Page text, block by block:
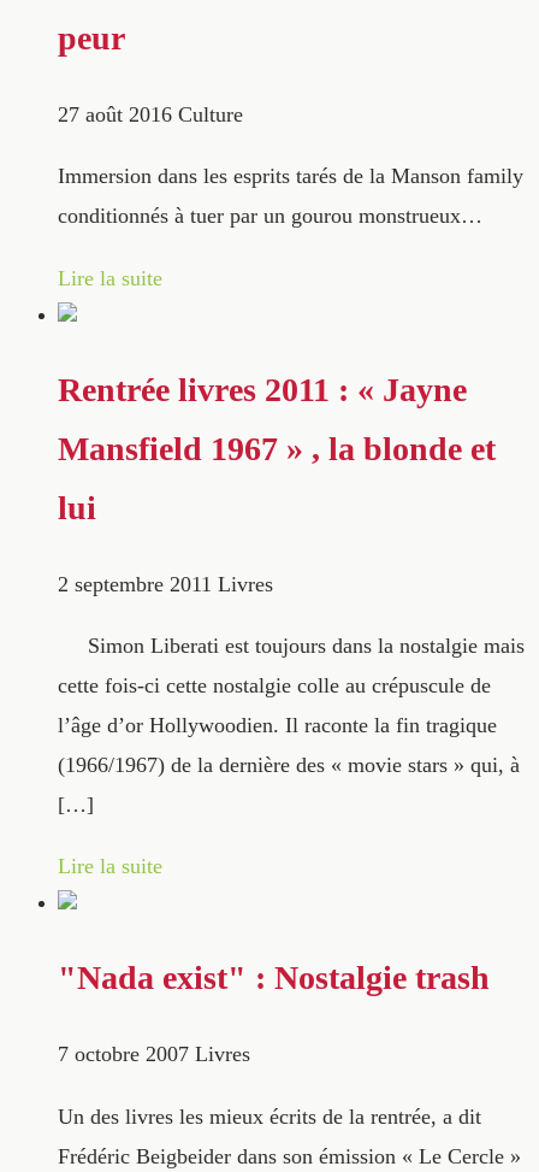
peur
27 août 2016 Culture
Immersion dans les esprits tarés de la Manson family
conditionnés à tuer par un gourou monstrueux…
Lire la suite
Rentrée livres 2011 : « Jayne
Mansfield 1967 » , la blonde et
lui
2 septembre 2011 Livres
Simon Liberati est toujours dans la nostalgie mais
cette fois-ci cette nostalgie colle au crépuscule de
l’âge d’or Hollywoodien. Il raconte la fin tragique
(1966/1967) de la dernière des « movie stars » qui, à
[…]
Lire la suite
"Nada exist" : Nostalgie trash
7 octobre 2007 Livres
Un des livres les mieux écrits de la rentrée, a dit
Frédéric Beigbeider dans son émission « Le Cercle »